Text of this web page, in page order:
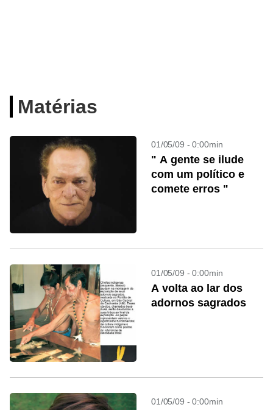
Matérias
01/05/09 - 0:00min
" A gente se ilude
com um político e
comete erros "
01/05/09 - 0:00min
A volta ao lar dos
adornos sagrados
01/05/09 - 0:00min